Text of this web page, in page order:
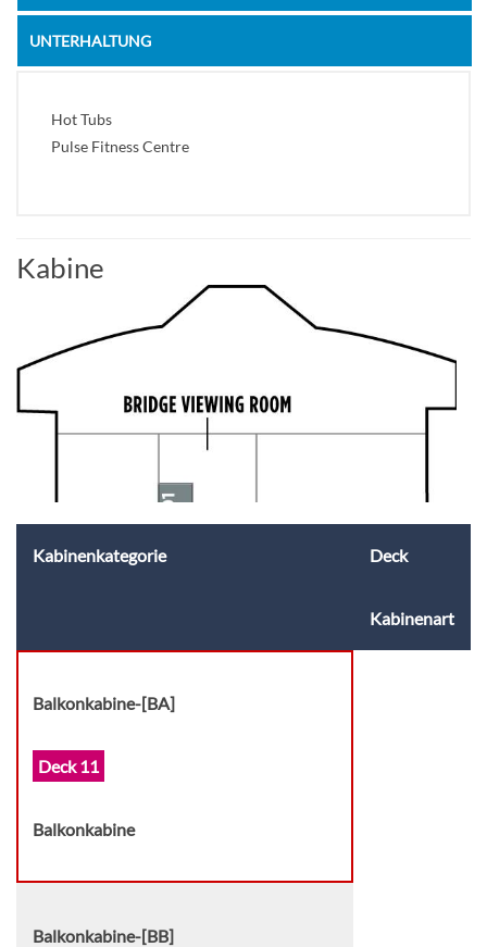
UNTERHALTUNG
Hot Tubs
Pulse Fitness Centre
Kabine
Kabinenkategorie Deck
Kabinenart
Balkonkabine-[BA]
Deck 11
Balkonkabine
Balkonkabine-[BB]